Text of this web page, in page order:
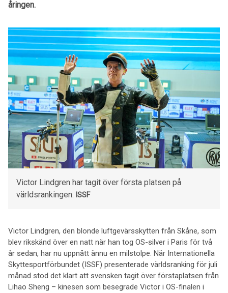
åringen.
Victor Lindgren har tagit över första platsen på
världsrankingen. ISSF
Victor Lindgren, den blonde luftgevärsskytten från Skåne, som
blev rikskänd över en natt när han tog OS-silver i Paris för två
år sedan, har nu uppnått ännu en milstolpe. När Internationella
Skyttesportförbundet (ISSF) presenterade världsranking för juli
månad stod det klart att svensken tagit över förstaplatsen från
Lihao Sheng – kinesen som besegrade Victor i OS-finalen i